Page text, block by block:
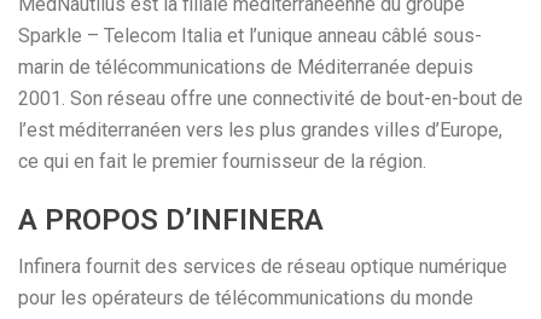
Sparkle – Telecom Italia et l’unique anneau câblé sous-
marin de télécommunications de Méditerranée depuis
2001. Son réseau offre une connectivité de bout-en-bout de
l’est méditerranéen vers les plus grandes villes d’Europe,
ce qui en fait le premier fournisseur de la région.
A PROPOS D’INFINERA
Infinera fournit des services de réseau optique numérique
pour les opérateurs de télécommunications du monde